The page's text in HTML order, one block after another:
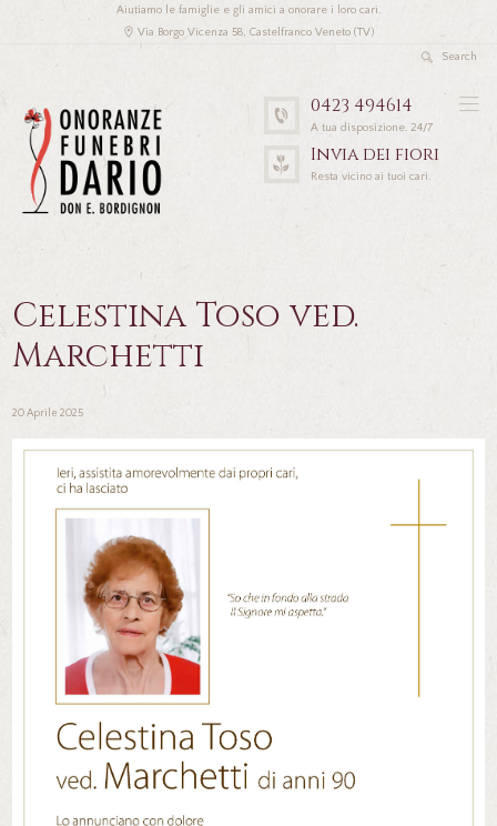
Aiutiamo le famiglie e gli amici a onorare i loro cari.
Via Borgo Vicenza 58, Castelfranco Veneto (TV)
0423 494614
A tua disposizione. 24/7
Invia dei fiori
Resta vicino ai tuoi cari.
Celestina Toso ved.
Marchetti
20 Aprile 2025